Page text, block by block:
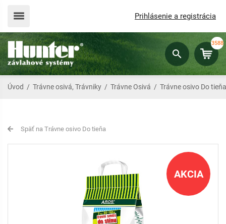
Prihlásenie a registrácia
3588
Úvod / Trávne osivá, Trávniky / Trávne Osivá / Trávne osivo Do tieňa
Späť na Trávne osivo Do tieňa
AKCIA